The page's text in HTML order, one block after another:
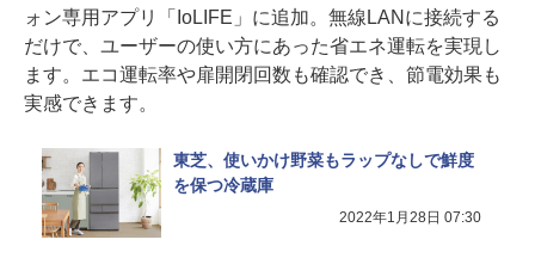
ォン専用アプリ「IoLIFE」に追加。無線LANに接続する
だけで、ユーザーの使い方にあった省エネ運転を実現し
ます。エコ運転率や扉開閉回数も確認でき、節電効果も
実感できます。
東芝、使いかけ野菜もラップなしで鮮度
を保つ冷蔵庫
2022年1月28日 07:30